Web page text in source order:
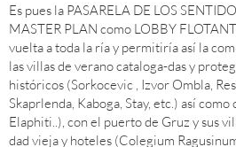
Es pues la PASARELA DE LOS
MASTER PLAN como LOBBY
vuelta a toda la ría y permitiría así la
las villas de verano cataloga-das y
históricos (Sorkocevic , Izvor Ombla,
Skaprlenda, Kaboga, Stay, etc.) así como
Elaphiti..), con el puerto de Gruz y sus
dad vieja y hoteles (Colegium